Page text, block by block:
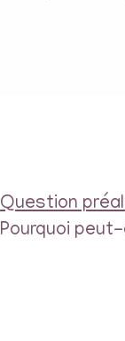
Question
Pourquoi